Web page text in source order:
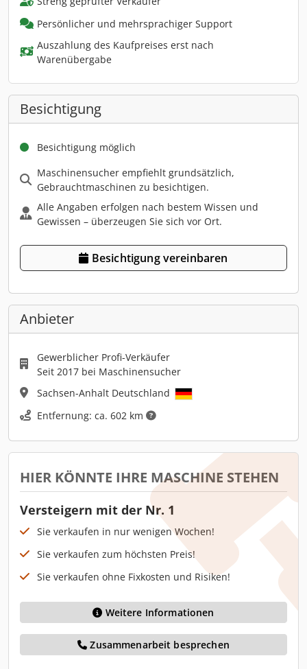
Persönlicher und mehrsprachiger Support
Auszahlung des Kaufpreises erst nach
Warenübergabe
Besichtigung
Besichtigung möglich
Maschinensucher empfiehlt grundsätzlich,
Gebrauchtmaschinen zu besichtigen.
Alle Angaben erfolgen nach bestem Wissen und
Gewissen – überzeugen Sie sich vor Ort.
Besichtigung vereinbaren
Anbieter
Gewerblicher Profi-Verkäufer
Seit 2017 bei Maschinensucher
Sachsen-Anhalt Deutschland
Entfernung: ca. 602 km
HIER KÖNNTE IHRE MASCHINE STEHEN
Versteigern mit der Nr. 1
Sie verkaufen in nur wenigen Wochen!
Sie verkaufen zum höchsten Preis!
Sie verkaufen ohne Fixkosten und Risiken!
Weitere Informationen
Zusammenarbeit besprechen